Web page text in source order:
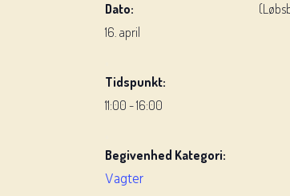
Dato:
16. april
Tidspunkt:
11:00 - 16:00
Begivenhed Kategori:
Vagter